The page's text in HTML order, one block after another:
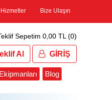
Hizmetler Bize Ulaşın
Sepetim 0,00 TL (0)
Al GİRİŞ
Blog